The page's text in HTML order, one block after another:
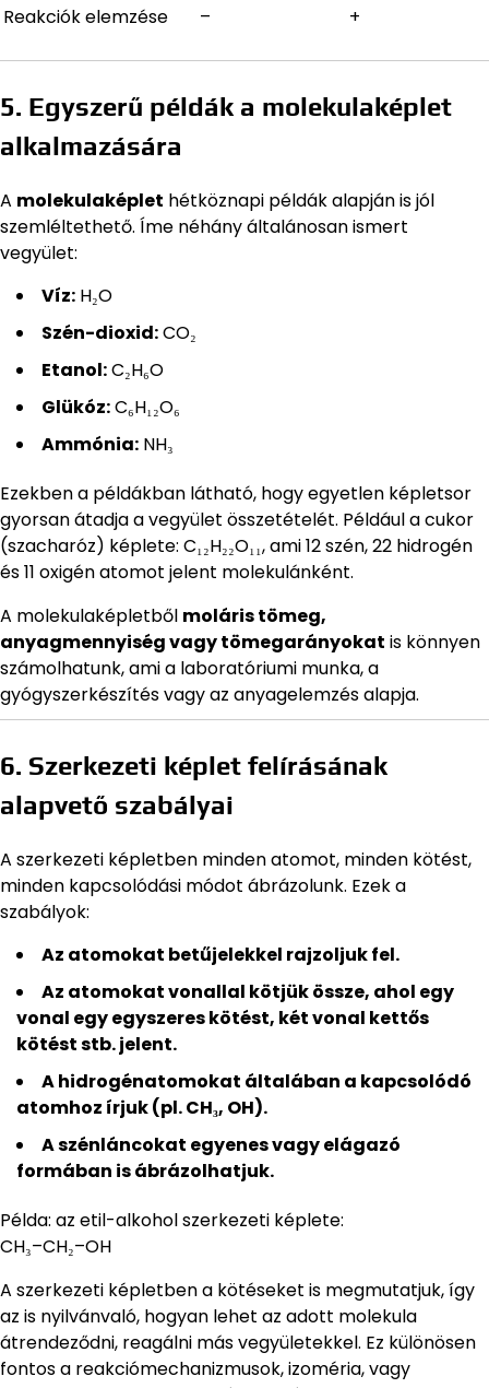
Reakciók elemzése
– +
5. Egyszerű példák a molekulaképlet
alkalmazására
A molekulaképlet hétköznapi példák alapján is jól
szemléltethető. Íme néhány általánosan ismert
vegyület:
Víz: H₂O
Szén-dioxid:CO₂
Etanol:C₂H₆O
Glükóz:C₆H₁₂O₆
Ammónia: NH₃
Ezekben a példákban látható, hogy egyetlen képletsor
gyorsan átadja a vegyület összetételét. Például a cukor
(szacharóz) képlete: C₁₂H₂₂O₁₁, ami 12 szén, 22 hidrogén
és 11 oxigén atomot jelent molekulánként.
A molekulaképletből moláris tömeg,
anyagmennyiség vagy tömegarányokat is könnyen
számolhatunk, ami a laboratóriumi munka, a
gyógyszerkészítés vagy az anyagelemzés alapja.
6. Szerkezeti képlet felírásának
alapvető szabályai
A szerkezeti képletben minden atomot, minden kötést,
minden kapcsolódási módot ábrázolunk. Ezek a
szabályok:
Az atomokat betűjelekkel rajzoljuk fel.
Az atomokat vonallal kötjük össze, ahol egy
vonal egy egyszeres kötést, két vonal kettős
kötést stb. jelent.
A hidrogénatomokat általában a kapcsolódó
atomhoz írjuk (pl. CH₃, OH).
A szénláncokat egyenes vagy elágazó
formában is ábrázolhatjuk.
Példa: az etil-alkohol szerkezeti képlete:
CH₃–CH₂–OH
A szerkezeti képletben a kötéseket is megmutatjuk, így
az is nyilvánvaló, hogyan lehet az adott molekula
átrendeződni, reagálni más vegyületekkel. Ez különösen
fontos a reakciómechanizmusok, izoméria, vagy